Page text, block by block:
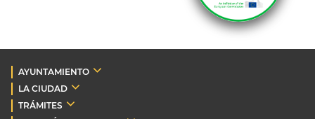
AYUNTAMIENTO
LA CIUDAD
TRÁMITES